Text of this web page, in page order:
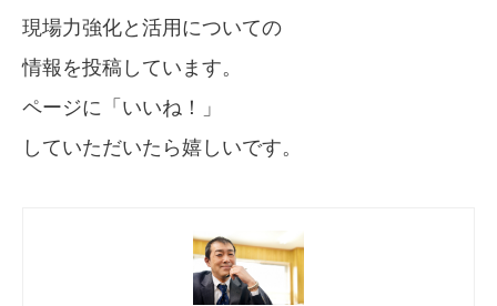
現場力強化と活用についての
情報を投稿しています。
ページに「いいね！」
していただいたら嬉しいです。